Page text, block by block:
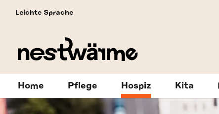
Leichte Sprache
Home Pflege Hospiz Kita